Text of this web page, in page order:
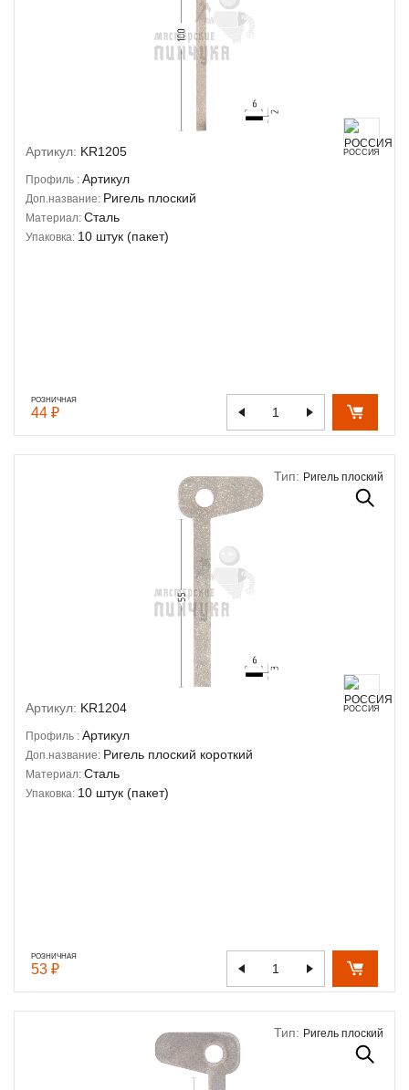
Артикул: KR1205 РОССИЯ
Профиль : Артикул
Доп.название: Ригель плоский
Материал: Сталь
Упаковка: 10 штук (пакет)
РОЗНИЧНАЯ
44 ₽
Тип: Ригель плоский
Артикул: KR1204 РОССИЯ
Профиль : Артикул
Доп.название: Ригель плоский короткий
Материал: Сталь
Упаковка: 10 штук (пакет)
РОЗНИЧНАЯ
53 ₽
Тип: Ригель плоский